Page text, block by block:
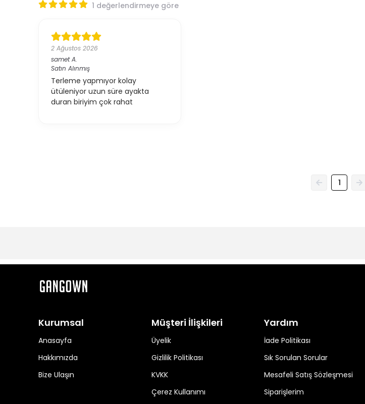
1 değerlendirmeye göre
2 Ağustos 2026
samet A.
Satın Alınmış
Terleme yapmıyor kolay
ütüleniyor uzun süre ayakta
duran biriyim çok rahat
1
Kurumsal
Anasayfa
Hakkımızda
Bize Ulaşın
Müşteri İlişkileri
Üyelik
Gizlilik Politikası
KVKK
Çerez Kullanımı
Yardım
İade Politikası
Sık Sorulan Sorular
Mesafeli Satış Sözleşmesi
Siparişlerim